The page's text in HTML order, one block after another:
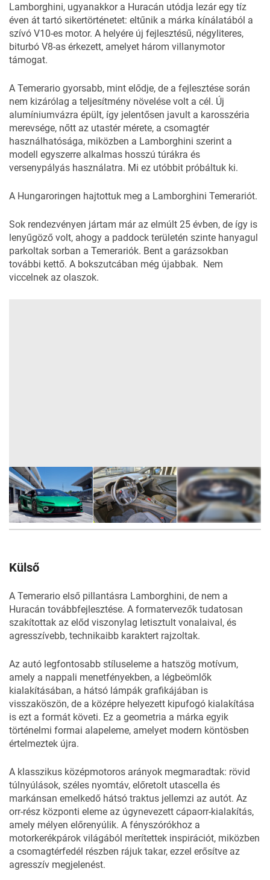
Lamborghini, ugyanakkor a Huracán utódja lezár egy tíz
éven át tartó sikertörténetet: eltűnik a márka kínálatából a
szívó V10-es motor. A helyére új fejlesztésű, négyliteres,
biturbó V8-as érkezett, amelyet három villanymotor
támogat.
A Temerario gyorsabb, mint elődje, de a fejlesztése során
nem kizárólag a teljesítmény növelése volt a cél. Új
alumíniumvázra épült, így jelentősen javult a karosszéria
merevsége, nőtt az utastér mérete, a csomagtér
használhatósága, miközben a Lamborghini szerint a
modell egyszerre alkalmas hosszú túrákra és
versenypályás használatra. Mi ez utóbbit próbáltuk ki.
A Hungaroringen hajtottuk meg a Lamborghini Temerariót.
Sok rendezvényen jártam már az elmúlt 25 évben, de így is
lenyűgöző volt, ahogy a paddock területén szinte hanyagul
parkoltak sorban a Temerariók. Bent a garázsokban
további kettő. A bokszutcában még újabbak. Nem
viccelnek az olaszok.
Külső
A Temerario első pillantásra Lamborghini, de nem a
Huracán továbbfejlesztése. A formatervezők tudatosan
szakítottak az előd viszonylag letisztult vonalaival, és
agresszívebb, technikaibb karaktert rajzoltak.
Az autó legfontosabb stíluseleme a hatszög motívum,
amely a nappali menetfényekben, a légbeömlők
kialakításában, a hátsó lámpák grafikájában is
visszaköszön, de a középre helyezett kipufogó kialakítása
is ezt a formát követi. Ez a geometria a márka egyik
történelmi formai alapeleme, amelyet modern köntösben
értelmeztek újra.
A klasszikus középmotoros arányok megmaradtak: rövid
túlnyúlások, széles nyomtáv, előretolt utascella és
markánsan emelkedő hátsó traktus jellemzi az autót. Az
orr-rész központi eleme az úgynevezett cápaorr-kialakítás,
amely mélyen előrenyúlik. A fényszórókhoz a
motorkerékpárok világából merítettek inspirációt, miközben
a csomagtérfedél részben rájuk takar, ezzel erősítve az
agresszív megjelenést.